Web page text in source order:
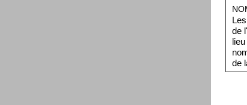
de
de